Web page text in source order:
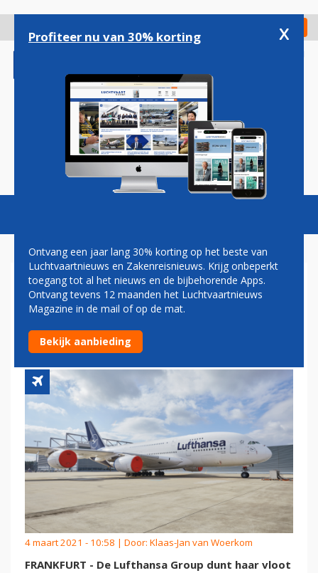
gaan
Check in
Magazine Podcasts Vacatures
LUFTHANSA GROUP DUNT
VLOOT UIT: A380, A340, 747-
400 EN MD-11 WEG
4 maart 2021 - 10:58 | Door: Klaas-Jan van Woerkom
FRANKFURT - De Lufthansa Group dunt haar vloot
Profiteer nu van 30% korting x
Ontvang een jaar lang 30% korting op het beste van
Luchtvaartnieuws en Zakenreisnieuws. Krijg onbeperkt
toegang tot al het nieuws en de bijbehorende Apps.
Ontvang tevens 12 maanden het Luchtvaartnieuws
Magazine in de mail of op de mat.
Bekijk aanbieding